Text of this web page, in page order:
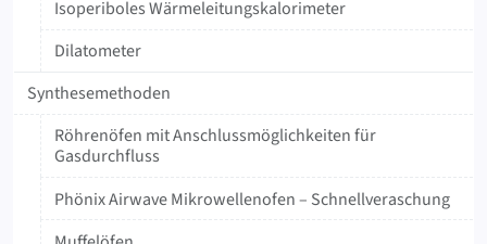
Isoperiboles Wärmeleitungskalorimeter
Dilatometer
Synthesemethoden
Röhrenöfen mit Anschlussmöglichkeiten für
Gasdurchfluss
Phönix Airwave Mikrowellenofen – Schnellveraschung